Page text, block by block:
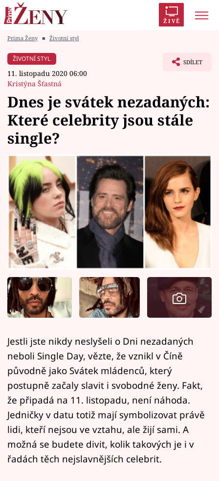
ŽIVĚ
Módní alarm
Témata
Celebrity
Vztahy
Seriály
Horoskopy
Sledujte prima+
Filmový festival Karlovy Vary
Pořady
Mámy sobě
Přihlášení
Sledujte nás
Prima Ženy ■ Životní styl
ŽIVOTNÍ STYL
11. listopadu 2020 06:00
Kristýna Šťastná
SDÍLET
Dnes je svátek nezadaných:
Které celebrity jsou stále
single?
Jestli jste nikdy neslyšeli o Dni nezadaných
neboli Single Day, vězte, že vznikl v Číně
původně jako Svátek mládenců, který
postupně začaly slavit i svobodné ženy. Fakt,
že připadá na 11. listopadu, není náhoda.
Jedničky v datu totiž mají symbolizovat právě
lidi, kteří nejsou ve vztahu, ale žijí sami. A
možná se budete divit, kolik takových je i v
řadách těch nejslavnějších celebrit.